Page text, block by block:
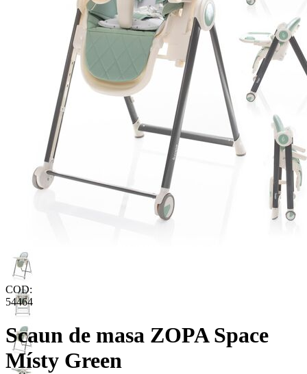
COD:
54464
Scaun de masa ZOPA Space
Místy Green